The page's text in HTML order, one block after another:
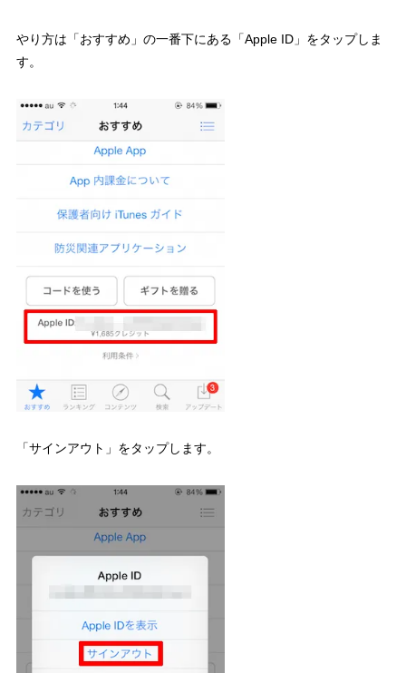
やり方は「おすすめ」の一番下にある「Apple ID」をタップしま
す。
「サインアウト」をタップします。